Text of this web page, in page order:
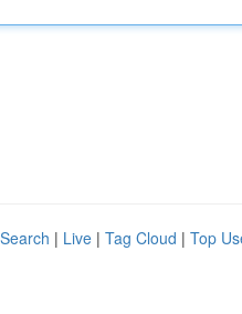
| Live | Tag Cloud | Top